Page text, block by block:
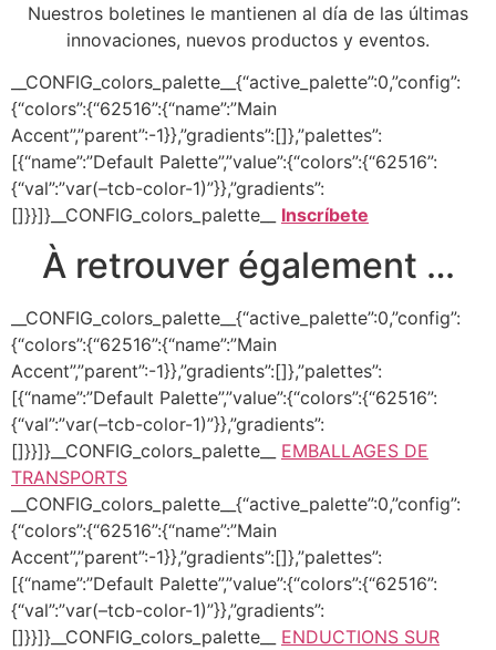
Nuestros boletines le mantienen al día de las últimas
innovaciones, nuevos productos y eventos.
__CONFIG_colors_palette__{“active_palette”:0,”config”:
{“colors”:{“62516”:{“name”:”Main
Accent”,”parent”:-1}},”gradients”:[]},”palettes”:
[{“name”:”Default Palette”,”value”:{“colors”:{“62516”:
{“val”:”var(–tcb-color-1)”}},”gradients”:
[]}}]}__CONFIG_colors_palette__ Inscríbete
À retrouver également …
__CONFIG_colors_palette__{“active_palette”:0,”config”:
{“colors”:{“62516”:{“name”:”Main
Accent”,”parent”:-1}},”gradients”:[]},”palettes”:
[{“name”:”Default Palette”,”value”:{“colors”:{“62516”:
{“val”:”var(–tcb-color-1)”}},”gradients”:
[]}}]}__CONFIG_colors_palette__ EMBALLAGES DE
TRANSPORTS
__CONFIG_colors_palette__{“active_palette”:0,”config”:
{“colors”:{“62516”:{“name”:”Main
Accent”,”parent”:-1}},”gradients”:[]},”palettes”:
[{“name”:”Default Palette”,”value”:{“colors”:{“62516”:
{“val”:”var(–tcb-color-1)”}},”gradients”:
[]}}]}__CONFIG_colors_palette__ ENDUCTIONS SUR